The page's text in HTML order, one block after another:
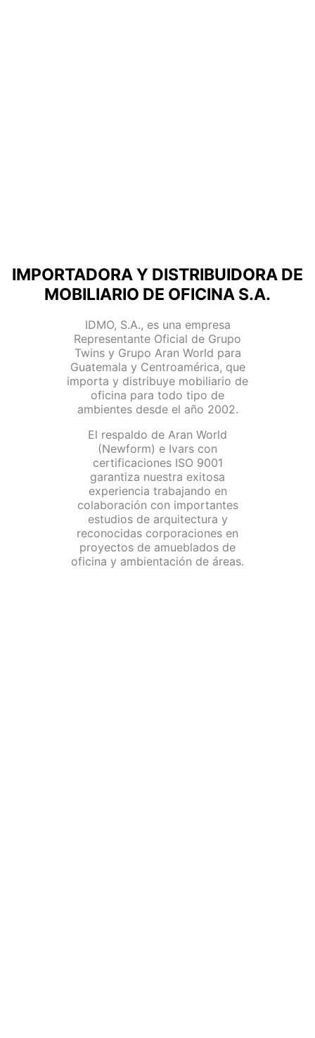
IMPORTADORA Y DISTRIBUIDORA DE
MOBILIARIO DE OFICINA S.A.
IDMO, S.A., es una empresa
Representante Oficial de Grupo
Twins y Grupo Aran World para
Guatemala y Centroamérica, que
importa y distribuye mobiliario de
oficina para todo tipo de
ambientes desde el año 2002.
El respaldo de Aran World
(Newform) e Ivars con
certificaciones ISO 9001
garantiza nuestra exitosa
experiencia trabajando en
colaboración con importantes
estudios de arquitectura y
reconocidas corporaciones en
proyectos de amueblados de
oficina y ambientación de áreas.